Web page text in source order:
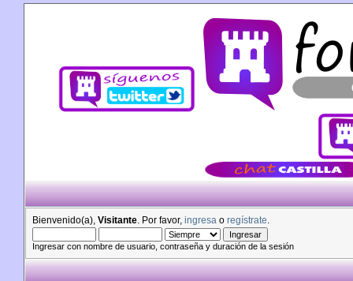
Bienvenido(a), Visitante . Por favor, ingresa o regístrate
Ingresar con nombre de usuario, contraseña y duración de la sesión